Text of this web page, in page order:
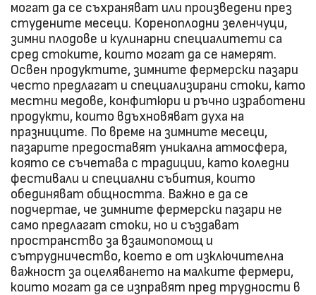
могат да се съхраняват или произведени през
студените месеци. Кореноплодни зеленчуци,
зимни плодове и кулинарни специалитети са
сред стоките, които могат да се намерят.
Освен продуктите, зимните фермерски пазари
често предлагат и специализирани стоки, като
местни медове, конфитюри и ръчно изработени
продукти, които вдъхновяват духа на
празниците. По време на зимните месеци,
пазарите предоставят уникална атмосфера,
която се съчетава с традиции, като коледни
фестивали и специални събития, които
обединяват общността. Важно е да се
подчертае, че зимните фермерски пазари не
само предлагат стоки, но и създават
пространство за взаимопомощ и
сътрудничество, което е от изключителна
важност за оцеляването на малките фермери,
които могат да се изправят пред трудности в